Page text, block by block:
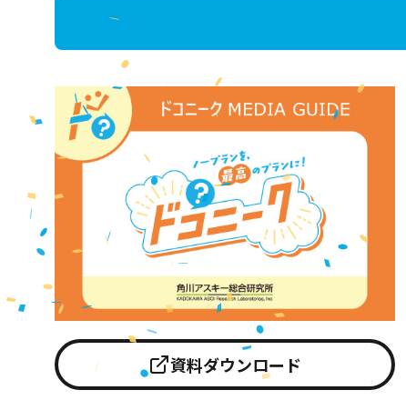
資料ダウンロード